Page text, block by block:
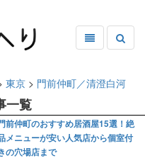
東京 > 門前仲町／清澄白河
一覧
前仲町のおすすめ居酒屋15選！絶
メニューが安い人気店から個室付
の穴場店まで